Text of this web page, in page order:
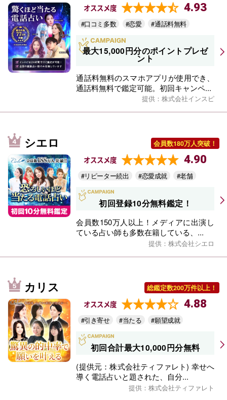
オススメ度 4.93
#口コミ多数 #恋愛 #通話料無料
最大15,000円分のポイントプレゼ
ント
通話料無料のスマホアプリが使用でき、
通話料無料で鑑定可能。初回キャンペ...
提供：株式会社インスピ
シエロ 会員数180万人突破！
オススメ度 4.90
#リピーター続出 #恋愛成就 #老舗
初回登録10分無料鑑定！
会員数150万人以上！メディアに出演し
ている占い師も多数在籍している、...
提供：株式会社シエロ
カリス 総鑑定数200万件以上！
オススメ度 4.88
#引き寄せ #当たる #願望成就
初回合計最大10,000円分無料
(提供元：株式会社ティファレト) 幸せへ
導く電話占いと題された、自分...
提供：株式会社ティファレト